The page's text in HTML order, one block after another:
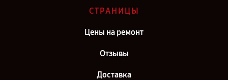
Сервис центр Jura в г. Санкт-Петербург
СТРАНИЦЫ
Цены на ремонт
Отзывы
Доставка